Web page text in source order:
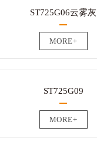
ST725G06云雾灰
MORE+
ST725G09
MORE+